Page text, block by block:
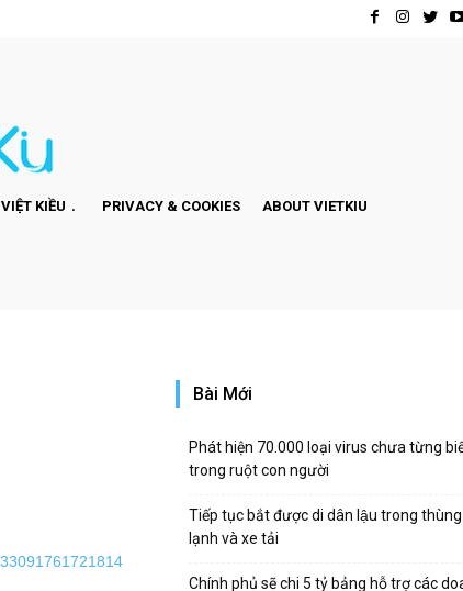
VIỆT KIỀU PRIVACY & COOKIES ABOUT VIETKIU
Bài Mới
Phát hiện 70.000 loại virus chưa từng
trong ruột con người
Tiếp tục bắt được di dân lậu trong
lạnh và xe tải
Chính phủ sẽ chi 5 tỷ bảng hỗ trợ các